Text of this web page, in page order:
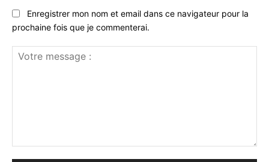
Enregistrer mon nom et email dans ce navigateur pour la
prochaine fois que je commenterai.